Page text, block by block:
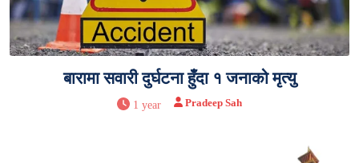
बारामा सवारी दुर्घटना हुँदा १ जनाको मृत्यु
1 year Pradeep Sah